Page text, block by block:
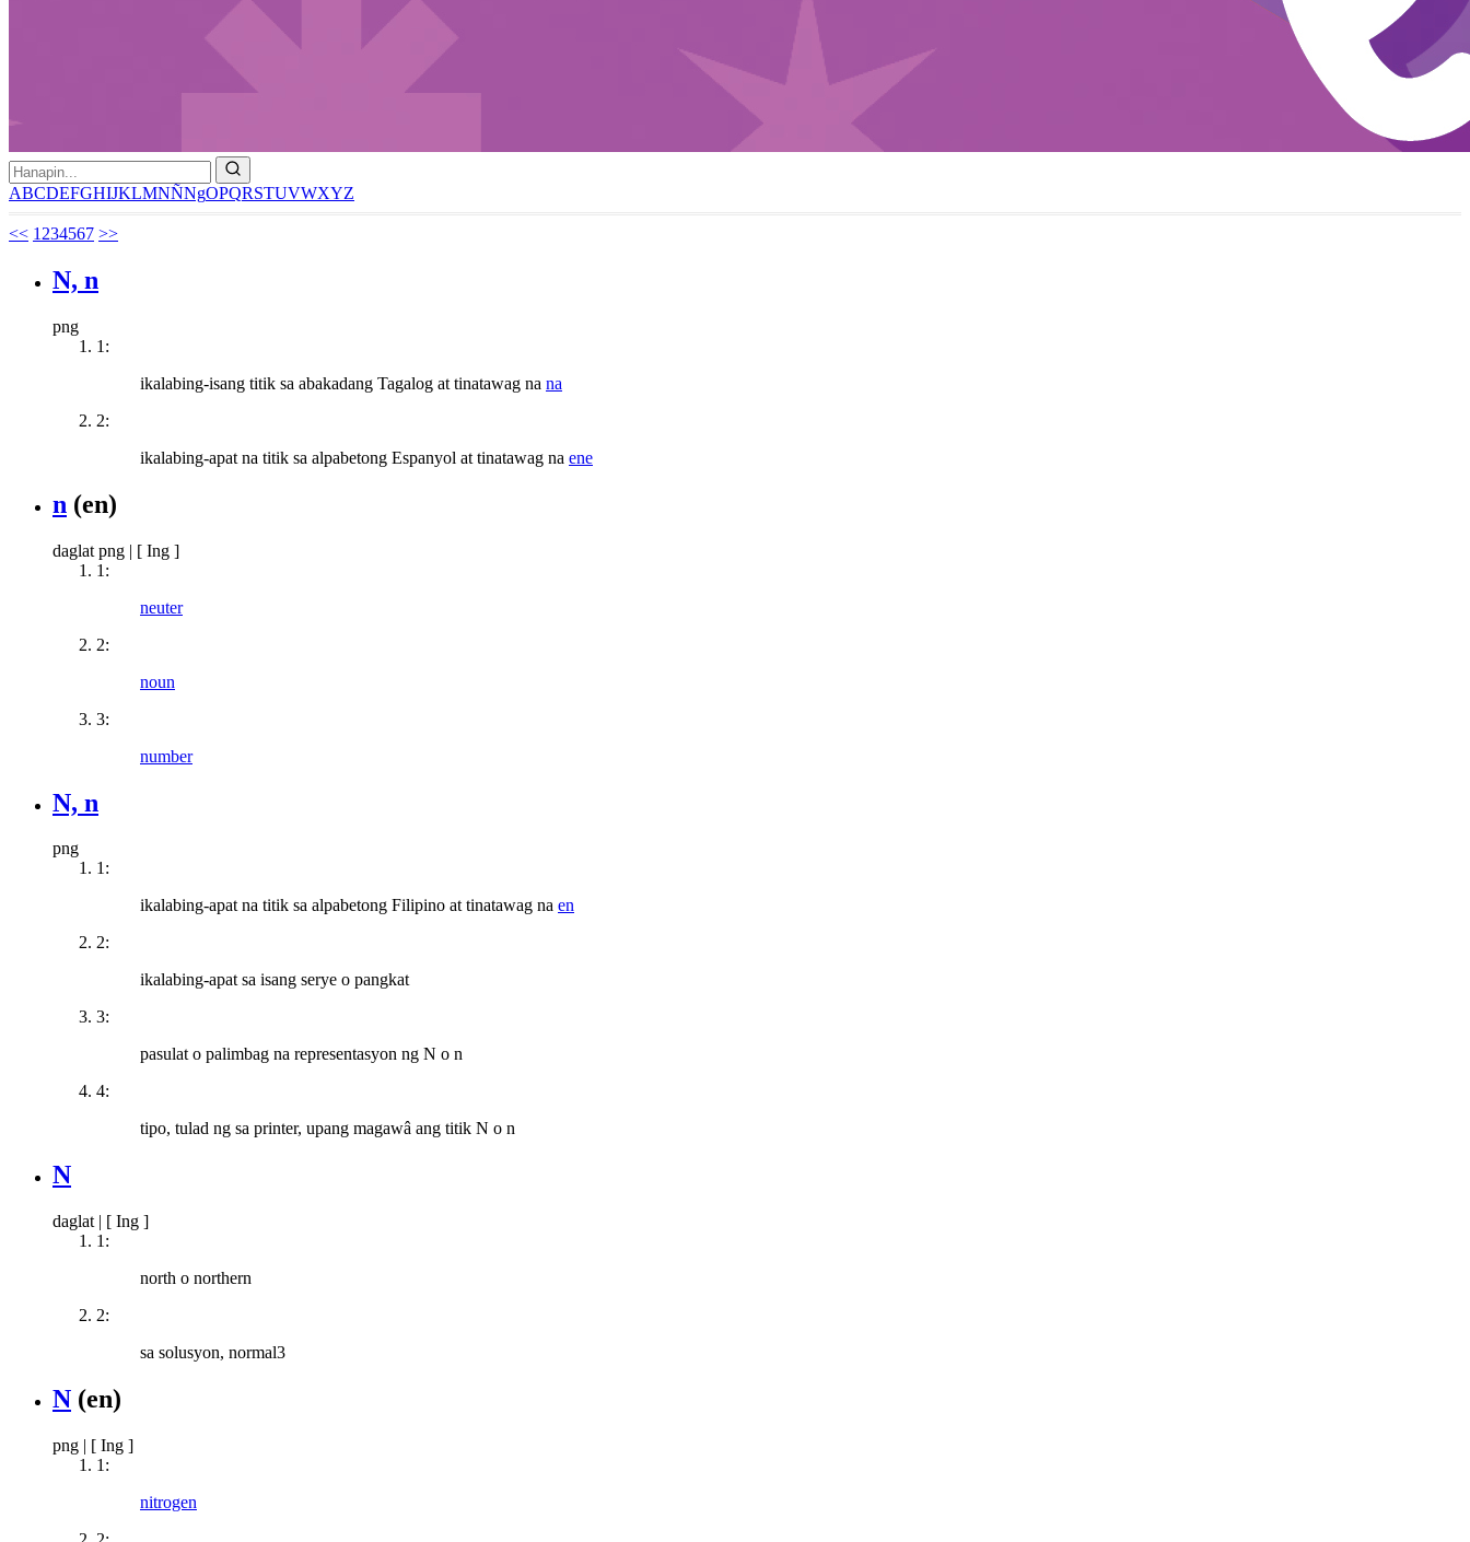
ABCDEFGHIJKLMNÑNgOPQRSTUVWXYZ
<< 1 234567 >>
N, n
png
1:
ikalabing-isang titik sa abakadang Tagalog at tinatawag na na
2:
ikalabing-apat na titik sa alpabetong Espanyol at tinatawag na ene
n (en)
daglat png | [ Ing ]
1:
neuter
2:
noun
3:
number
N, n
png
1:
ikalabing-apat na titik sa alpabetong Filipino at tinatawag na en
2:
ikalabing-apat sa isang serye o pangkat
3:
pasulat o palimbag na representasyon ng N o n
4:
tipo, tulad ng sa printer, upang magawâ ang titik N o n
N
daglat | [ Ing ]
1:
north o northern
2:
sa solusyon, normal3
N (en)
png | [ Ing ]
1:
nitrogen